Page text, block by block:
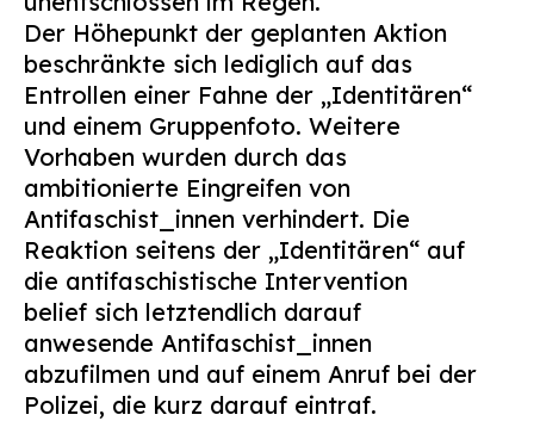
Der Höhepunkt der geplanten Aktion
beschränkte sich lediglich auf das
Entrollen einer Fahne der „Identitären“
und einem Gruppenfoto. Weitere
Vorhaben wurden durch das
ambitionierte Eingreifen von
Antifaschist_innen verhindert. Die
Reaktion seitens der „Identitären“ auf
die antifaschistische Intervention
belief sich letztendlich darauf
anwesende Antifaschist_innen
abzufilmen und auf einem Anruf bei der
Polizei, die kurz darauf eintraf.